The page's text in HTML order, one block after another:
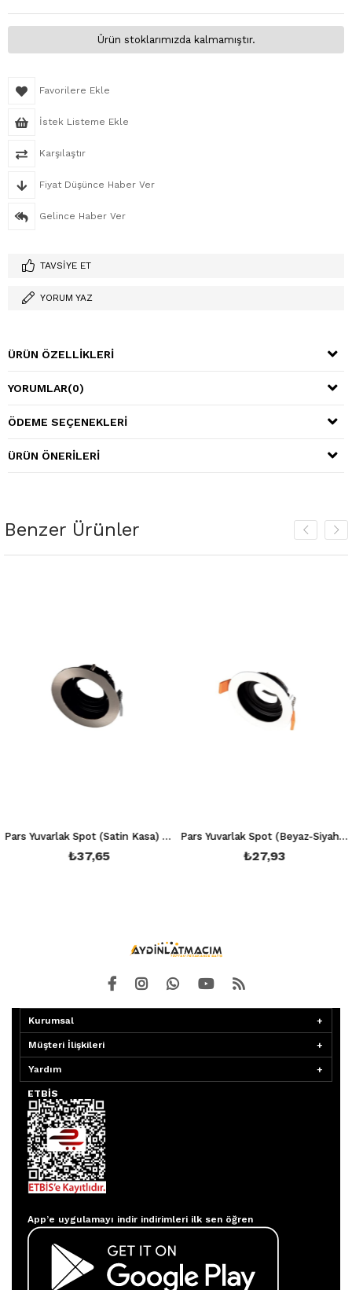
Ürün stoklarımızda kalmamıştır.
Favorilere Ekle
İstek Listeme Ekle
Karşılaştır
Fiyat Düşünce Haber Ver
Gelince Haber Ver
TAVSIYE ET
YORUM YAZ
ÜRÜN ÖZELLIKLERI
YORUMLAR(0)
ÖDEME SEÇENEKLERI
ÜRÜN ÖNERILERI
Benzer Ürünler
Pars Yuvarlak Spot (Satin Kasa) Ct 5220 (Ampul ve Duy Hariç)
₺37,65
Pars Yuvarlak Spot (Beyaz-Siyah Kasa) Ct 5221 (Ampul ve Duy Hariç)
₺27,93
Kurumsal
Müşteri İlişkileri
Yardım
ETBİS
App’e uygulamayı indir indirimleri ilk sen öğren